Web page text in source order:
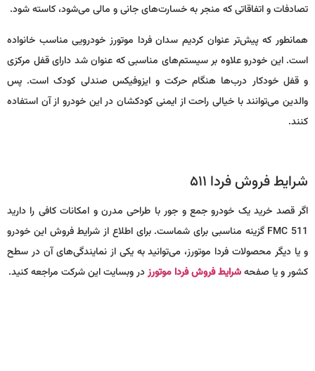
تصادفات و اتفاقاتی که منجر به خسارت‌های جانی و مالی می‌شود، کاسته شود.
همانطور که پیش‌تر عنوان کردیم سدان فردا موتورز خودرویی مناسب خانواده
است. این خودرو علاوه بر سیستم‌های مناسبی که عنوان شد دارای قفل مرکزی
و قفل خودکار درب‌ها هنگام حرکت و ایزوفیکس صندلی کودک است. پس
والدین می‌توانند با خیالی راحت از ایمنی کودکشان در این خودرو از آن استفاده
کنند.
شرایط فروش فردا ۵۱۱
اگر قصد خرید یک خودرو جمع و جور با طراحی مدرن و امکانات کافی را دارید
FMC 511 گزینه مناسبی برای شماست. برای اطلاع از شرایط فروش این خودرو
و یا دیگر محصولات فردا موتورز، می‌توانید به یکی از نمایندگی‌های آن در سطح
کشور و یا صفحهشرایط فروش فردا موتورزدر وبسایت این شرکت مراجعه کنید.